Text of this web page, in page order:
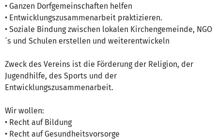
• Ganzen Dorfgemeinschaften helfen
• Entwicklungszusammenarbeit praktizieren.
• Soziale Bindung zwischen lokalen Kirchengemeinde, NGO
´s und Schulen erstellen und weiterentwickeln
Zweck des Vereins ist die Förderung der Religion, der
Jugendhilfe, des Sports und der
Entwicklungszusammenarbeit.
Wir wollen:
• Recht auf Bildung
• Recht auf Gesundheitsvorsorge